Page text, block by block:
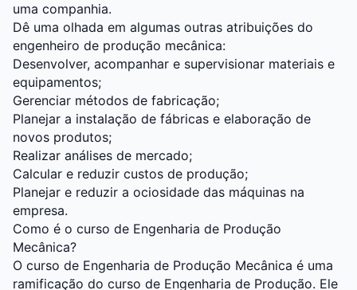
uma companhia.
Dê uma olhada em algumas outras atribuições do
engenheiro de produção mecânica:
Desenvolver, acompanhar e supervisionar materiais e
equipamentos;
Gerenciar métodos de fabricação;
Planejar a instalação de fábricas e elaboração de
novos produtos;
Realizar análises de mercado;
Calcular e reduzir custos de produção;
Planejar e reduzir a ociosidade das máquinas na
empresa.
Como é o curso de Engenharia de Produção
Mecânica?
O curso de Engenharia de Produção Mecânica é uma
ramificação do curso de Engenharia de Produção. Ele